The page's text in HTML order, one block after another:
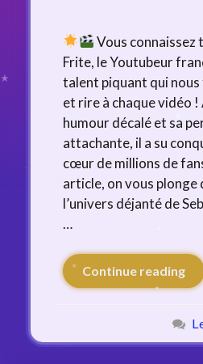
Vous connaissez
Frite, le Youtubeur
talent piquant qui
et rire à chaque vidéo !
humour décalé et sa
attachante, il a su
cœur de millions de
article, on vous plonge
l’univers déjanté de
…
Continue reading